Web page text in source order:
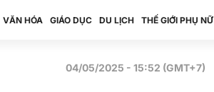
VĂN HÓA GIÁO DỤC DU LỊCH THẾ GIỚI PHỤ NỮ
04/05/2025 - 15:52 (GMT+7)